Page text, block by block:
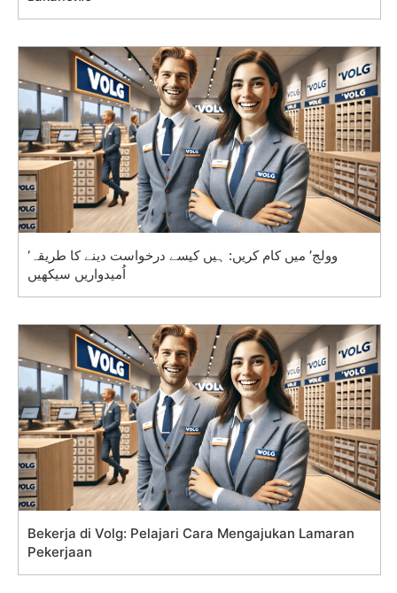
‘وولج’ میں کام کریں: ہیں کیسے درخواست دینے کا طریقہ
اُمیدواریں سیکھیں
Bekerja di Volg: Pelajari Cara Mengajukan Lamaran
Pekerjaan